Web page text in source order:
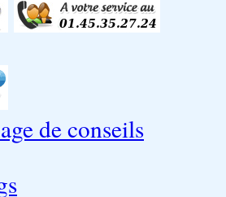
de conseils